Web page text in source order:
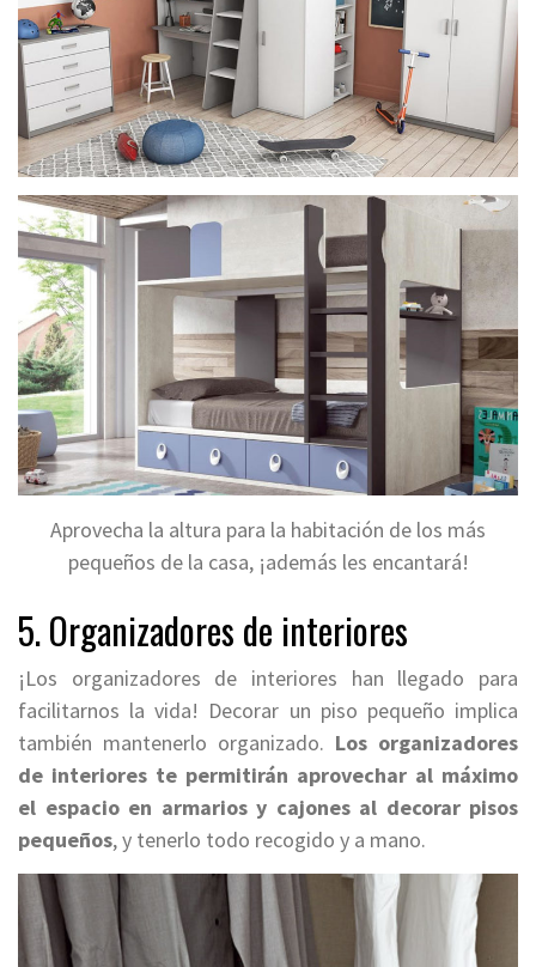
Aprovecha la altura para la habitación de los más
pequeños de la casa, ¡además les encantará!
5. Organizadores de interiores
¡Los organizadores de interiores han llegado para
facilitarnos la vida! Decorar un piso pequeño implica
también mantenerlo organizado. Los organizadores
de interiores te permitirán aprovechar al máximo
el espacio en armarios y cajones al decorar pisos
pequeños, y tenerlo todo recogido y a mano.